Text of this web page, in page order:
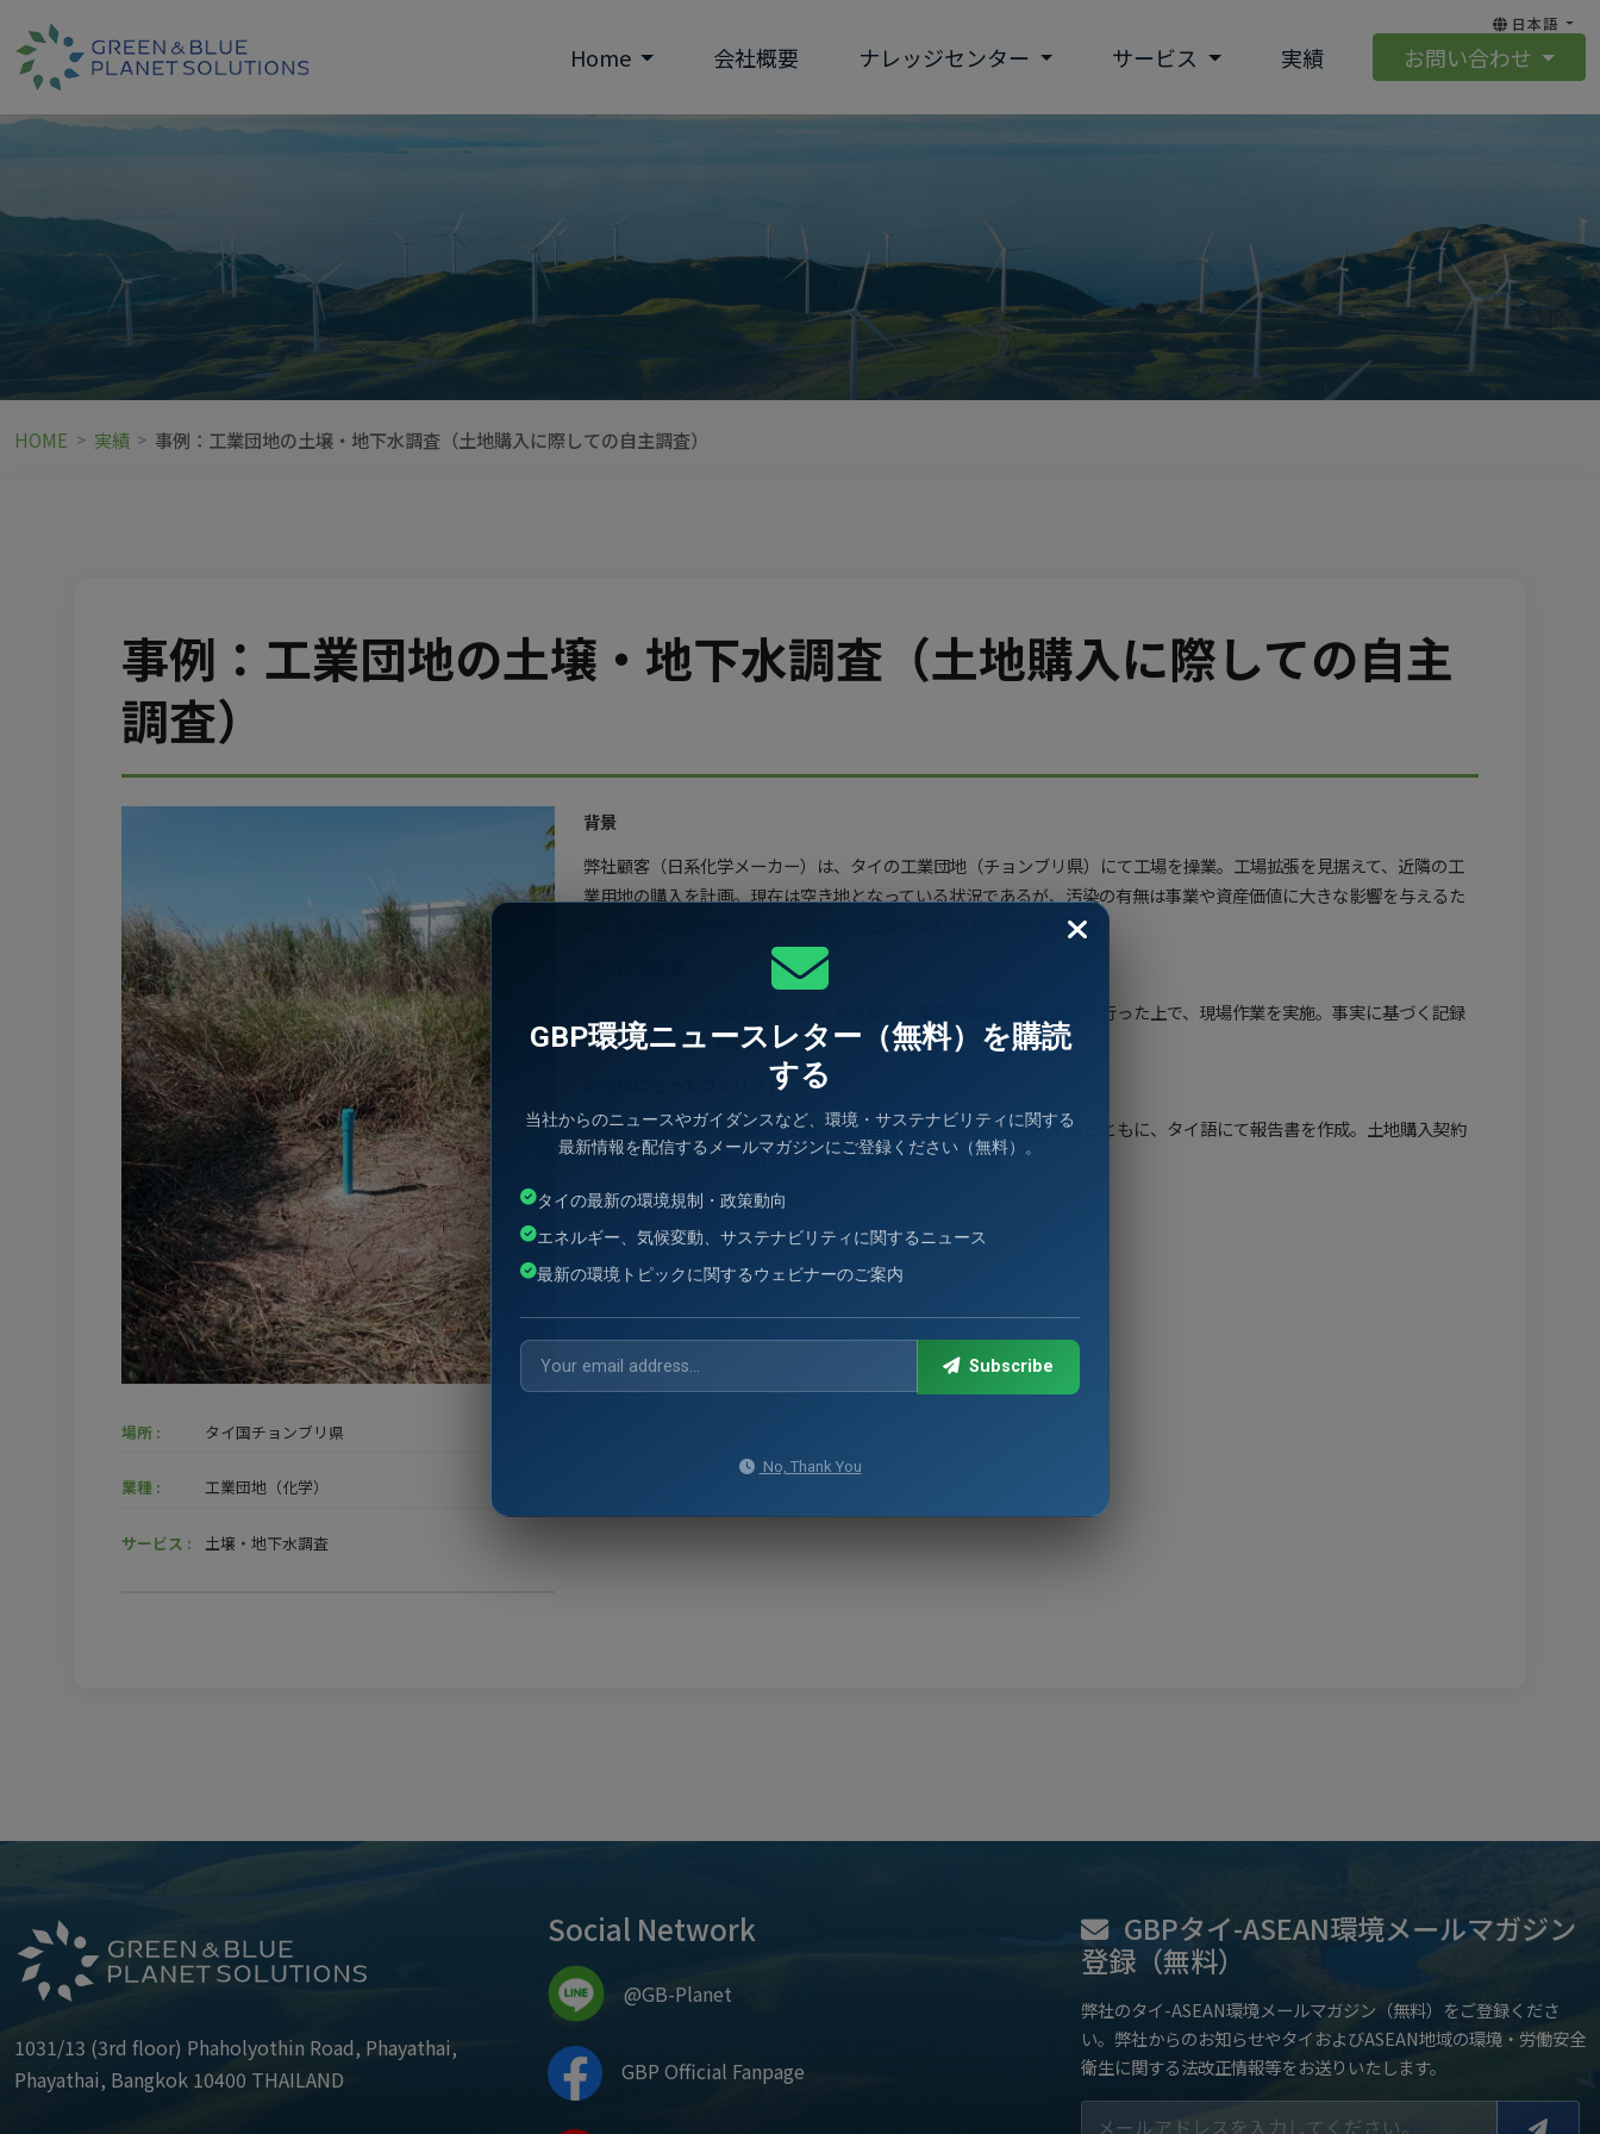
日本語
Home 会社概要 ナレッジセンター サービス 実績 お問い合わせ
HOME > 実績 > 事例：工業団地の土壌・地下水調査（土地購入に際しての自主調査）
事例：工業団地の土壌・地下水調査（土地購入に際しての自主
調査）
場所 : タイ国チョンブリ県
業種 : 工業団地（化学）
サービス : 土壌・地下水調査
背景
弊社顧客（日系化学メーカー）は、タイの工業団地（チョンブリ県）にて工場を操業。工場拡張を見据えて、近隣の工
業用地の購入を計画。現在は空き地となっている状況であるが、汚染の有無は事業や資産価値に大きな影響を与えるた
め、購入契約を締結する前に自主的に土壌および地下水の調査を実施。
弊社チームが、調査計画を立案。お客様や工業団地開発企業と調整を行った上で、現場作業を実施。事実に基づく記録
と報告書を作成、提出。
お客様にとってのメリット
調査の計画立案から結果まで日本人担当者には日本語でご説明するとともに、タイ語にて報告書を作成。土地購入契約
締結に際しての参考資料としてリスク管理のために活用。
1031/13 (3rd floor) Phaholyothin Road, Phayathai,
Phayathai, Bangkok 10400 THAILAND
Social Network
@GB-Planet
GBP Official Fanpage
GBPタイ-ASEAN環境メールマガジン
登録（無料）
弊社のタイ-ASEAN環境メールマガジン（無料）をご登録くださ
い。弊社からのお知らせやタイおよびASEAN地域の環境・労働安全
衛生に関する法改正情報等をお送りいたします。
GBP環境ニュースレター（無料）を購読
する
当社からのニュースやガイダンスなど、環境・サステナビリティに関する
最新情報を配信するメールマガジンにご登録ください（無料）。
タイの最新の環境規制・政策動向
エネルギー、気候変動、サステナビリティに関するニュース
最新の環境トピックに関するウェビナーのご案内
Subscribe
No, Thank You